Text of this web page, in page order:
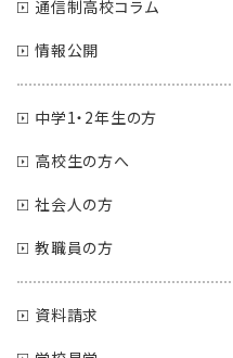
通信制高校コラム
情報公開
中学1・2年生の方
高校生の方へ
社会人の方
教職員の方
資料請求